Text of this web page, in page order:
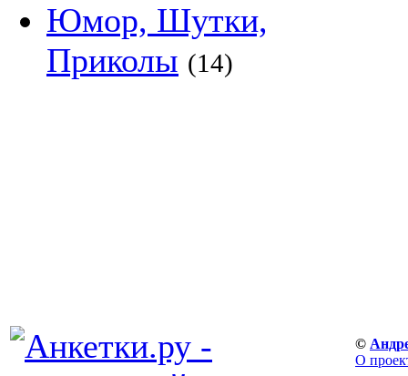
Юмор, Шутки,
Приколы (14)
©
О